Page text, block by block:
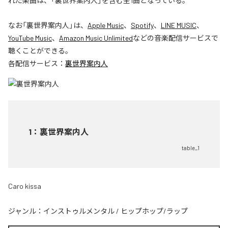
なお「裏世界案内人 」は、 Apple Music、 Spotify、 LINE MUSIC、
YouTube Music、 Amazon Music Unlimitedなどの音楽配信サービスで
聴くことができる。
各配信サービス： 裏世界案内人
1 ： 裏世界案内人
table_1
Caro kissa
ジャンル： インストゥルメンタル / ヒップホップ/ラップ